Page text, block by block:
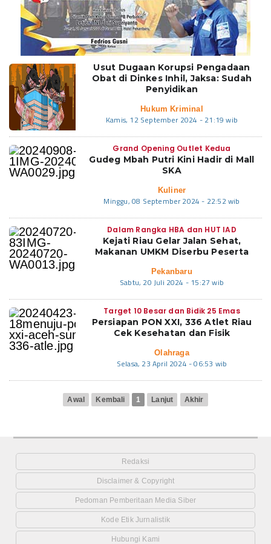
Usut Dugaan Korupsi Pengadaan
Obat di Dinkes Inhil, Jaksa: Sudah
Penyidikan
Hukum Kriminal
Kamis, 12 September 2024 - 21:19 wib
Grand Opening Outlet Kedua
Gudeg Mbah Putri Kini Hadir di Mall
SKA
Kuliner
Minggu, 08 September 2024 - 22:52 wib
Dalam Rangka HBA dan HUT IAD
Kejati Riau Gelar Jalan Sehat,
Makanan UMKM Diserbu Peserta
Pekanbaru
Sabtu, 20 Juli 2024 - 15:27 wib
Target 10 Besar dan Bidik 25 Emas
Persiapan PON XXI, 336 Atlet Riau
Cek Kesehatan dan Fisik
Olahraga
Selasa, 23 April 2024 - 06:53 wib
Awal Kembali 1 Lanjut Akhir
Redaksi
Disclaimer & Copyright
Pedoman Pemberitaan Media Siber
Kode Etik Jurnalistik
Hubungi Kami